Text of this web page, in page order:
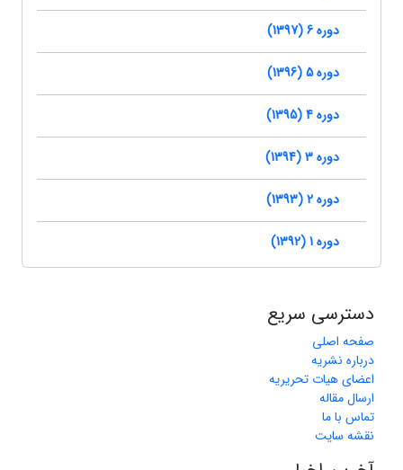
دوره 6 (1397)
دوره 5 (1396)
دوره 4 (1395)
دوره 3 (1394)
دوره 2 (1393)
دوره 1 (1392)
دسترسی سریع
صفحه اصلی
درباره نشریه
اعضای هیات تحریریه
ارسال مقاله
تماس با ما
نقشه سایت